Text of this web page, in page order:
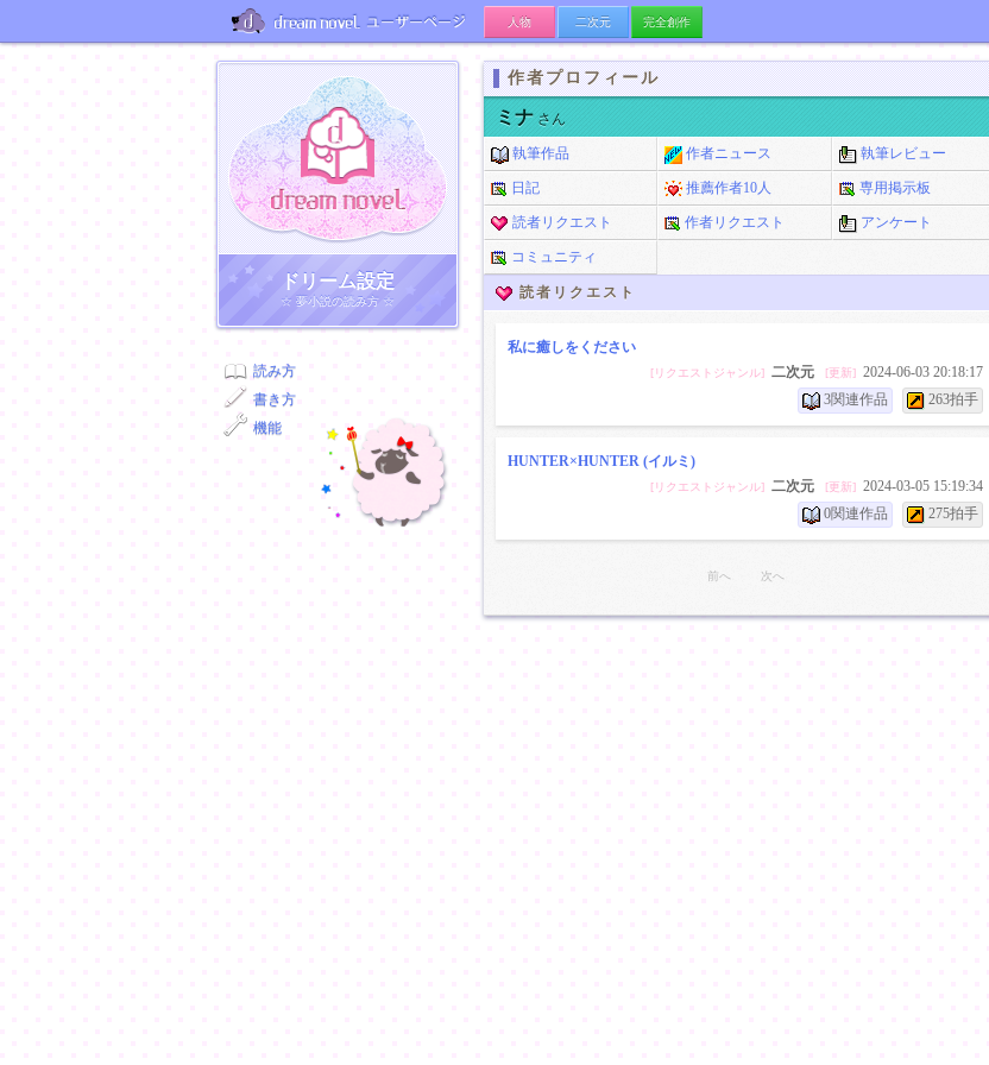
ユーザーページ
人物 二次元 完全創作
ドリーム小説
ドリーム設定
☆ 夢小説の読み方 ☆
読み方
書き方
機能
作者プロフィール
ミナ さん
執筆作品 作者ニュース 執筆レビュー
日記 推薦作者10人 専用掲示板
読者リクエスト 作者リクエスト アンケート
コミュニティ
読者リクエスト
私に癒しをください
[リクエストジャンル] 二次元 [更新] 2024-06-03 20:18:17
3関連作品
263拍手
HUNTER×HUNTER (イルミ)
[リクエストジャンル] 二次元 [更新] 2024-03-05 15:19:34
0関連作品
275拍手
前へ 次へ